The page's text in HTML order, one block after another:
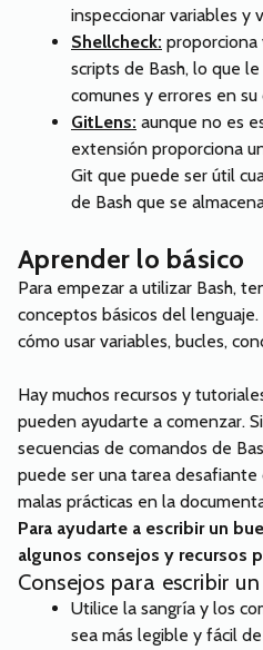
inspeccionar variables y
Shellcheck: proporciona
scripts de Bash, lo que
comunes y errores en su
GitLens: aunque no es
extensión proporciona
Git que puede ser útil
de Bash que se
Aprender lo básico
Para empezar a utilizar Bash,
conceptos básicos del
cómo usar variables, bucles,
Hay muchos recursos y
pueden ayudarte a comenzar.
secuencias de comandos de
puede ser una tarea
malas prácticas en la
Para ayudarte a escribir un
algunos consejos y recursos
Consejos para escribir
Utilice la sangría y los
sea más legible y fácil